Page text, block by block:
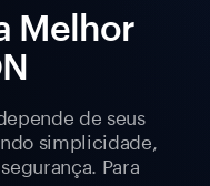
Melhor
de seus
simplicidade,
Para